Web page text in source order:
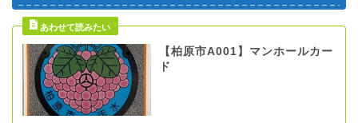
【柏原市A001】マンホールカー
ド